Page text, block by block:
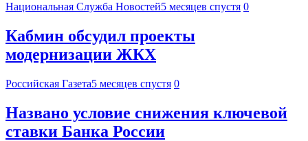
Национальная Служба Новостей5 месяцев спустя 0
Кабмин обсудил проекты
модернизации ЖКХ
Российская Газета5 месяцев спустя 0
Названо условие снижения ключевой
ставки Банка России